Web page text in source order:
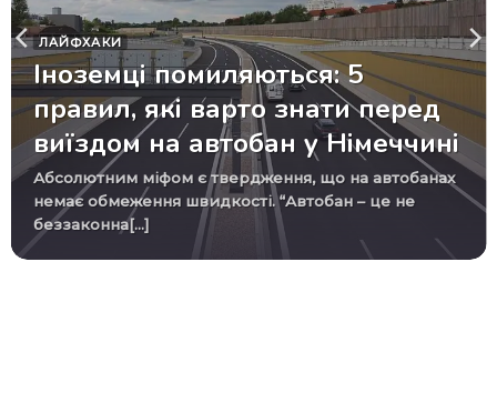
ЛАЙФХАКИ
Іноземці помиляються: 5
правил, які варто знати перед
виїздом на автобан у Німеччині
Абсолютним міфом є твердження, що на автобанах
немає обмеження швидкості. “Автобан – це не
беззаконна[...]